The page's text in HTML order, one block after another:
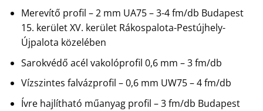
Merevítő profil – 2 mm UA75 – 3-4 fm/db Budapest
15. kerület XV. kerület Rákospalota-Pestújhely-
Újpalota közelében
Sarokvédő acél vakolóprofil 0,6 mm – 3 fm/db
Vízszintes falvázprofil – 0,6 mm UW75 – 4 fm/db
Ívre hajlítható műanyag profil – 3 fm/db Budapest